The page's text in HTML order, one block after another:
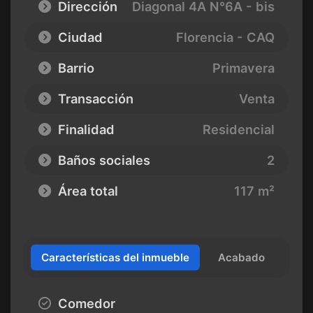
Dirección
Diagonal 4A N°6A - bis
Ciudad
Florencia - CAQ
Barrio
Primavera
Transacción
Venta
Finalidad
Residencial
Baños sociales
2
Área total
117 m²
Características del inmueble Acabado
Comedor